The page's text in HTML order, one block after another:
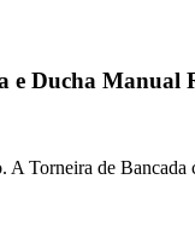
e Ducha Manual
A Torneira de